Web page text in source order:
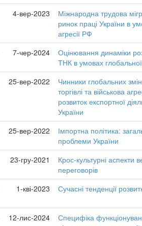
4-вер-2023
Міжнародна трудова
ринок праці України в
агресії РФ
7-чер-2024
Оцінювання динаміки
ТНК в умовах
25-вер-2022
Чинники глобальних
торгівлі та військова
розвиток експортної
України
25-вер-2022
Імпортна політика:
проблеми України
23-гру-2021
Крос-культурні аспекти
переговорів
1-кві-2023 Сучасні тенденції
12-лис-2024
Специфіка